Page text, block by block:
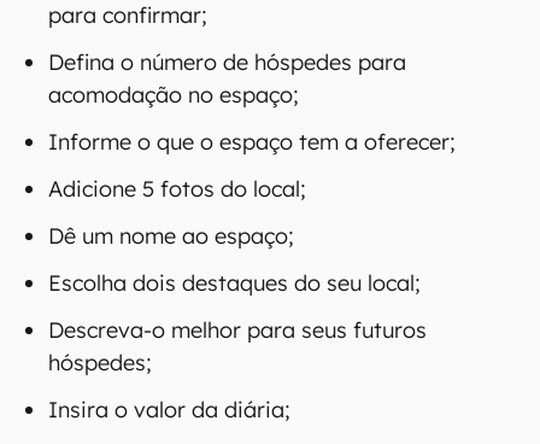
para confirmar;
Defina o número de hóspedes para
acomodação no espaço;
Informe o que o espaço tem a oferecer;
Adicione 5 fotos do local;
Dê um nome ao espaço;
Escolha dois destaques do seu local;
Descreva-o melhor para seus futuros
hóspedes;
Insira o valor da diária;